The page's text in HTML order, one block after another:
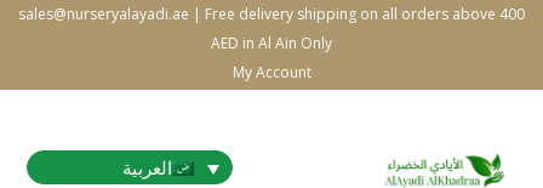
sales@nurseryalayadi.ae | Free delivery shipping on all orders above 400
AED in Al Ain Only
My Account
العربية